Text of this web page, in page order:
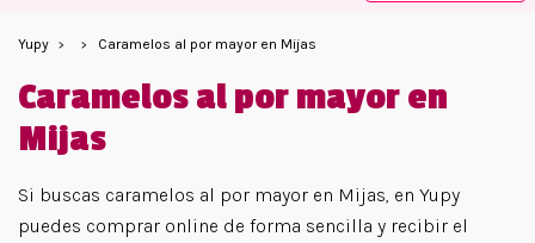
Yupy Caramelos al por mayor en Mijas
Caramelos al por mayor en
Mijas
Si buscas caramelos al por mayor en Mijas, en Yupy
puedes comprar online de forma sencilla y recibir el